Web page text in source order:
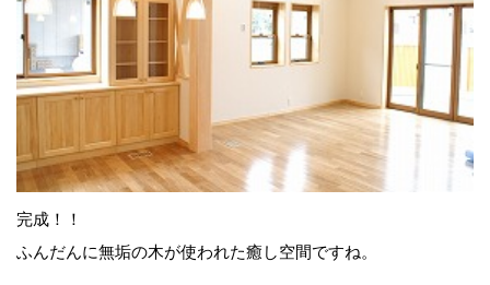
完成！！
ふんだんに無垢の木が使われた癒し空間ですね。